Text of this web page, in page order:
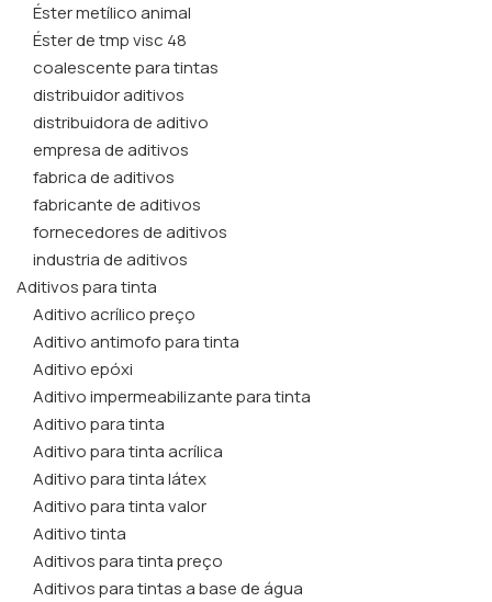
Éster metílico animal
Éster de tmp visc 48
coalescente para tintas
distribuidor aditivos
distribuidora de aditivo
empresa de aditivos
fabrica de aditivos
fabricante de aditivos
fornecedores de aditivos
industria de aditivos
Aditivos para tinta
Aditivo acrílico preço
Aditivo antimofo para tinta
Aditivo epóxi
Aditivo impermeabilizante para tinta
Aditivo para tinta
Aditivo para tinta acrílica
Aditivo para tinta látex
Aditivo para tinta valor
Aditivo tinta
Aditivos para tinta preço
Aditivos para tintas a base de água